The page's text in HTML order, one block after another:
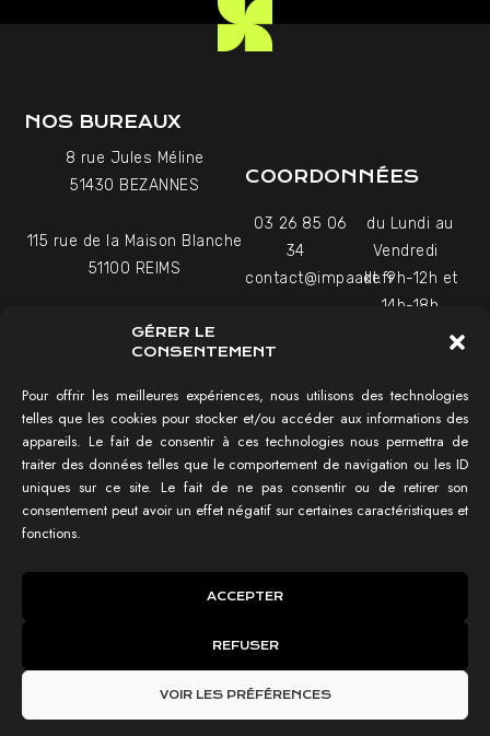
GÉRER LE
CONSENTEMENT
Pour offrir les meilleures expériences, nous utilisons des technologies
telles que les cookies pour stocker et/ou accéder aux informations des
appareils. Le fait de consentir à ces technologies nous permettra de
traiter des données telles que le comportement de navigation ou les ID
uniques sur ce site. Le fait de ne pas consentir ou de retirer son
consentement peut avoir un effet négatif sur certaines caractéristiques et
fonctions.
ACCEPTER
REFUSER
VOIR LES PRÉFÉRENCES
NOS BUREAUX
8 rue Jules Méline
51430 BEZANNES
115 rue de la Maison Blanche
51100 REIMS
27-29 Rue Raffet
75016 PARIS
COORDONNÉES
03 26 85 06
34
contact@impaakt.fr
du Lundi au
Vendredi
de 9h-12h et
14h-18h
Uniquement sur rendez-
NAVIGATION
Tester mon SEO !
Agence SEO
Témoignages vidéo
IMPAAKT GROUP®
Lexique du SEO